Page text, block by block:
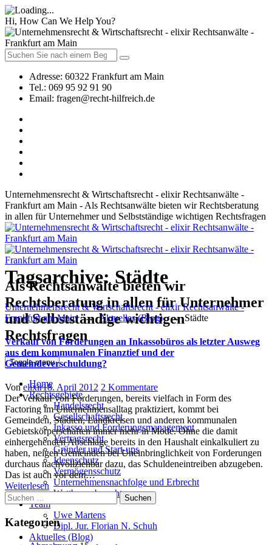
Hi, How Can We Help You?
Adresse: 60322 Frankfurt am Main
Tel.: 069 95 92 91 90
Email: fragen@recht-hilfreich.de
Unternehmensrecht & Wirtschaftsrecht - elixir Rechtsanwälte -
Frankfurt am Main - Als Rechtsanwälte bieten wir Rechtsberatung
in allen für Unternehmer und Selbstständige wichtigen Rechtsfragen
Als Rechtsanwälte bieten wir
Rechtsberatung in allen für Unternehmer
und Selbstständige wichtigen
Rechtsfragen
Toggle menu
Home
Rechtsgebiete
Handelsrecht
Gesellschaftsrecht
Inkasso und Forderungsmanagement
Vertragsrecht
Gründer und Start-ups
Ideenschutz
Vermögensschutz
Unternehmensnachfolge und Erbrecht
Wettbewerbsrecht
Team
Uwe Martens
Dipl. Jur. Florian N. Schuh
Aktuelles (Blog)
Tagsarchive:Städte
Unternehmensrecht & Wirtschaftsrecht - elixir Rechtsanwälte -
Frankfurt am Main →Aktuelles (Blog)→Städte
Verkauf von Forderungen an Inkassobüros als letzter Ausweg
aus dem kommunalen Finanztief und der
Gemeindeverschuldung?
Author
VonelixirPosted
on
18. April 2012 2 Kommentarezu
Verkauf
von
Forderungen
an
Inkassobüros
als
letzter
aus
Der Verkauf von Forderungen, bereits vielfach in Form des
Factoring im Unternehmensalltag praktiziert, kommt bei
Gemeinden, Städten, Landkreisen und anderen kommunalen
Gebietskörperschaften immer mehr in Mode. Ohne die damit
einhergehenden Abschläge bereits in den Haushalt einkalkuliert zu
haben, neigen Gemeinden bei Uneinbringlichkeit von Forderungen
durchaus nachvollziehbar dazu, das Schuldeneintreiben abzugeben.
Das ist auch vor dem…
Weiterlesen
Suchen
nach:
Kategorien